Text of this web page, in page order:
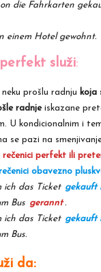
die Fahrkarten
Hotel gewohnt.
služi:
prošlu radnju koja
radnjeiskazane
U kondicionalnim i
se pazi na
rečenici perfekt ili
obavezno
ich das Ticket gekauft
Bus gerannt .
ich das Ticket gekauft
Bus.
da: